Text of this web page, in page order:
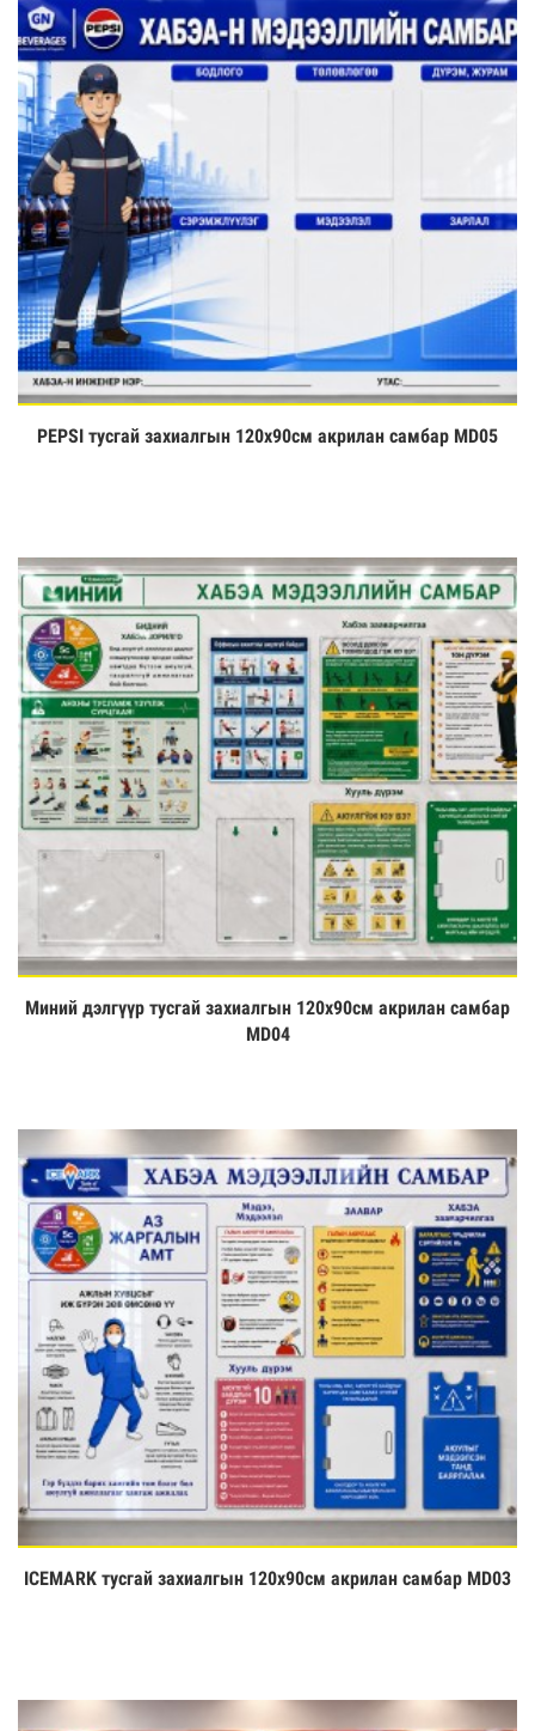
Үзэх
PEPSI тусгай захиалгын 120х90см акрилан самбар MD05
Үзэх
Миний дэлгүүр тусгай захиалгын 120х90см акрилан самбар
MD04
Үзэх
ICEMARK тусгай захиалгын 120х90см акрилан самбар MD03